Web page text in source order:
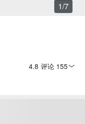
4.8 评论 155
1/7